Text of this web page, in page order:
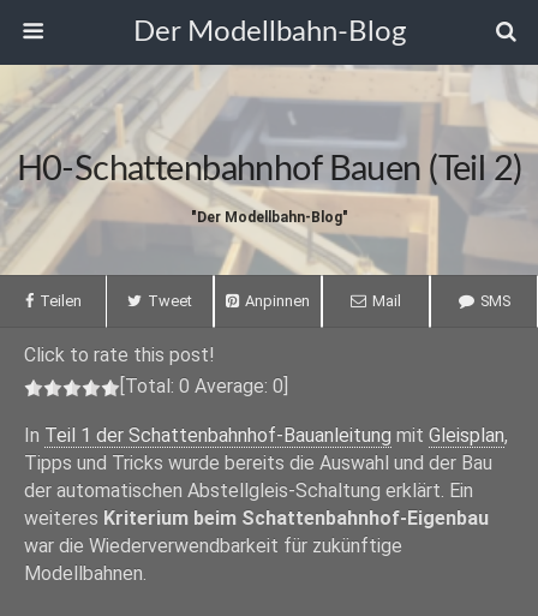
Der Modellbahn-Blog
H0-Schattenbahnhof Bauen (Teil 2)
"Der Modellbahn-Blog"
Teilen Tweet Anpinnen Mail SMS
Click to rate this post!
[Total: 0 Average: 0
In Teil 1 der Schattenbahnhof-Bauanleitung mit Gleisplan,
Tipps und Tricks wurde bereits die Auswahl und der Bau
der automatischen Abstellgleis-Schaltung erklärt. Ein
weiteres Kriterium beim Schattenbahnhof-Eigenbau
war die Wiederverwendbarkeit für zukünftige
Modellbahnen.